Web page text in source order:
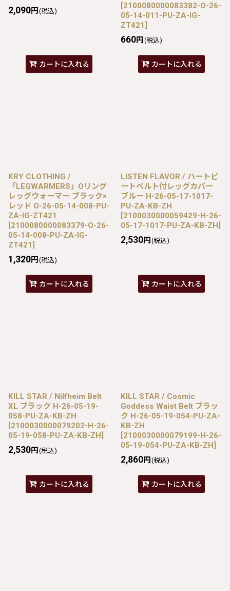
2,090円 (税込)
カートに入れる
[2100080000083382-O-26-
05-14-011-PU-ZA-IG-
ZT421 ]
660円 (税込)
カートに入れる
KRY CLOTHING /
「LEGWARMERS」Oリング
レッグウォーマー ブラック×
レッド O-26-05-14-008-PU-
ZA-IG-ZT421
[2100080000083379-O-26-
05-14-008-PU-ZA-IG-
ZT421 ]
1,320円 (税込)
カートに入れる
LISTEN FLAVOR / ハートビ
ートベルト付レッグカバー
ブルー H-26-05-17-1017-
PU-ZA-KB-ZH
[2100030000059429-H-26-
05-17-1017-PU-ZA-KB-ZH]
2,530円 (税込)
カートに入れる
KILL STAR / Nilfheim Belt
XL ブラック H-26-05-19-
058-PU-ZA-KB-ZH
[2100030000079202-H-26-
05-19-058-PU-ZA-KB-ZH]
2,530円 (税込)
カートに入れる
KILL STAR / Cosmic
Goddess Waist Belt ブラッ
ク H-26-05-19-054-PU-ZA-
KB-ZH
[2100030000079199-H-26-
05-19-054-PU-ZA-KB-ZH]
2,860円 (税込)
カートに入れる